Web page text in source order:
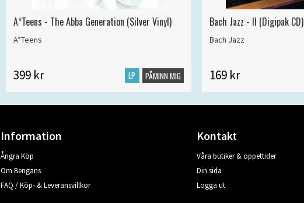
A*Teens - The Abba Generation (Silver Vinyl)
A*Teens
399 kr LP PÅMINN MIG
Bach Jazz - II (Digipak CD)
Bach Jazz
169 kr
Information
Ångra Köp
Om Bengans
FAQ / Köp- & Leveransvillkor
Kontakt
Våra butiker & öppettider
Din sida
Logga ut